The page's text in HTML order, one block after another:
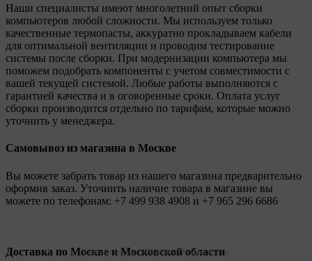
Наши специалисты имеют многолетний опыт сборки
компьютеров любой сложности. Мы используем только
качественные термопасты, аккуратно прокладываем кабели
для оптимальной вентиляции и проводим тестирование
системы после сборки. При модернизации компьютера мы
поможем подобрать компоненты с учетом совместимости с
вашей текущей системой. Любые работы выполняются с
гарантией качества и в оговоренные сроки. Оплата услуг
сборки производится отдельно по тарифам, которые можно
уточнить у менеджера.
Самовывоз из магазина в Москве
Вы можете забрать товар из нашего магазина предварительно
оформив заказ. Уточнить наличие товара в магазине вы
можете по телефонам: +7 499 938 4908 и +7 965 296 6686
Доставка по Москве и Московской области
Legionpc на карте Москвы — Яндекс Карты